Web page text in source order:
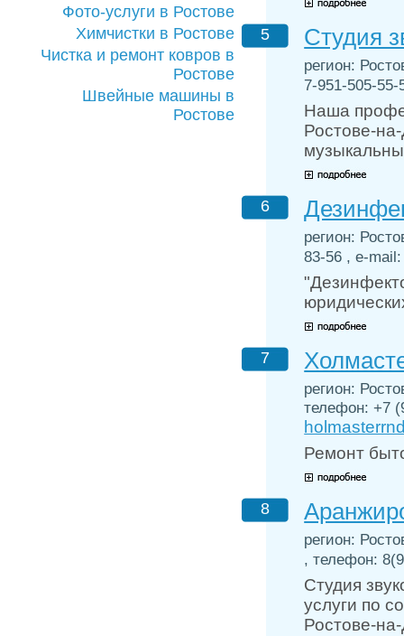
Фото-услуги в Ростове
Химчистки в Ростове
Чистка и ремонт ковров в
Ростове
Швейные машины в
Ростове
5 Студия
регион:
7-951-505-
Наша
Ростове-
6
регион:
83-56 , e-
7
регион:
телефон: +7
Ремонт
8
регион:
, телефон:
Студия
услуги по
Ростове-